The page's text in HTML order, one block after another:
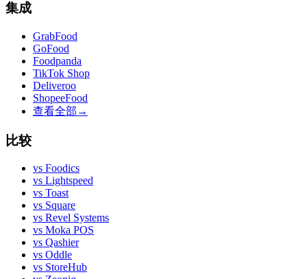
集成
GrabFood
GoFood
Foodpanda
TikTok Shop
Deliveroo
ShopeeFood
查看全部 →
比较
vs Foodics
vs Lightspeed
vs Toast
vs Square
vs Revel Systems
vs Moka POS
vs Qashier
vs Oddle
vs StoreHub